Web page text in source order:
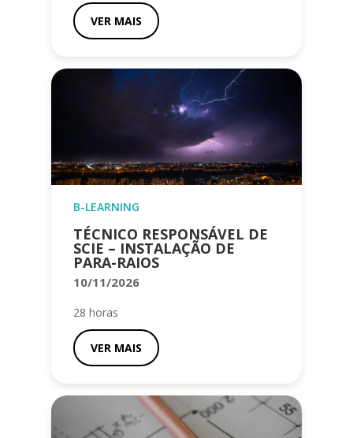
VER MAIS
B-LEARNING
TÉCNICO RESPONSÁVEL DE
SCIE – INSTALAÇÃO DE
PARA-RAIOS
10/11/2026
28 horas
VER MAIS